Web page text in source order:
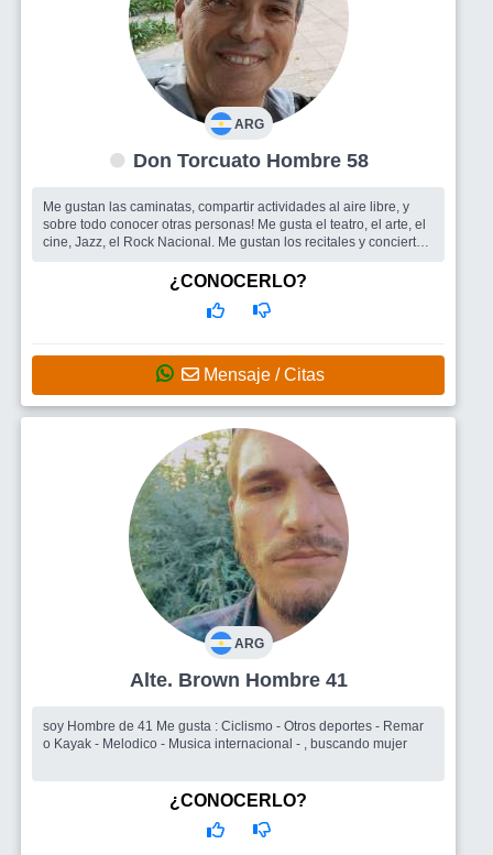
ARG
Don Torcuato Hombre 58
Me gustan las caminatas, compartir actividades al aire libre, y
sobre todo conocer otras personas! Me gusta el teatro, el arte, el
cine, Jazz, el Rock Nacional. Me gustan los recitales y conciertos.
Amigos para salir y compartir actividades recrativas,
viajes, teatro, lo que de...
¿CONOCERLO?
Mensaje / Citas
ARG
Alte. Brown Hombre 41
soy Hombre de 41 Me gusta : Ciclismo - Otros deportes - Remar
o Kayak - Melodico - Musica internacional - , buscando mujer
¿CONOCERLO?